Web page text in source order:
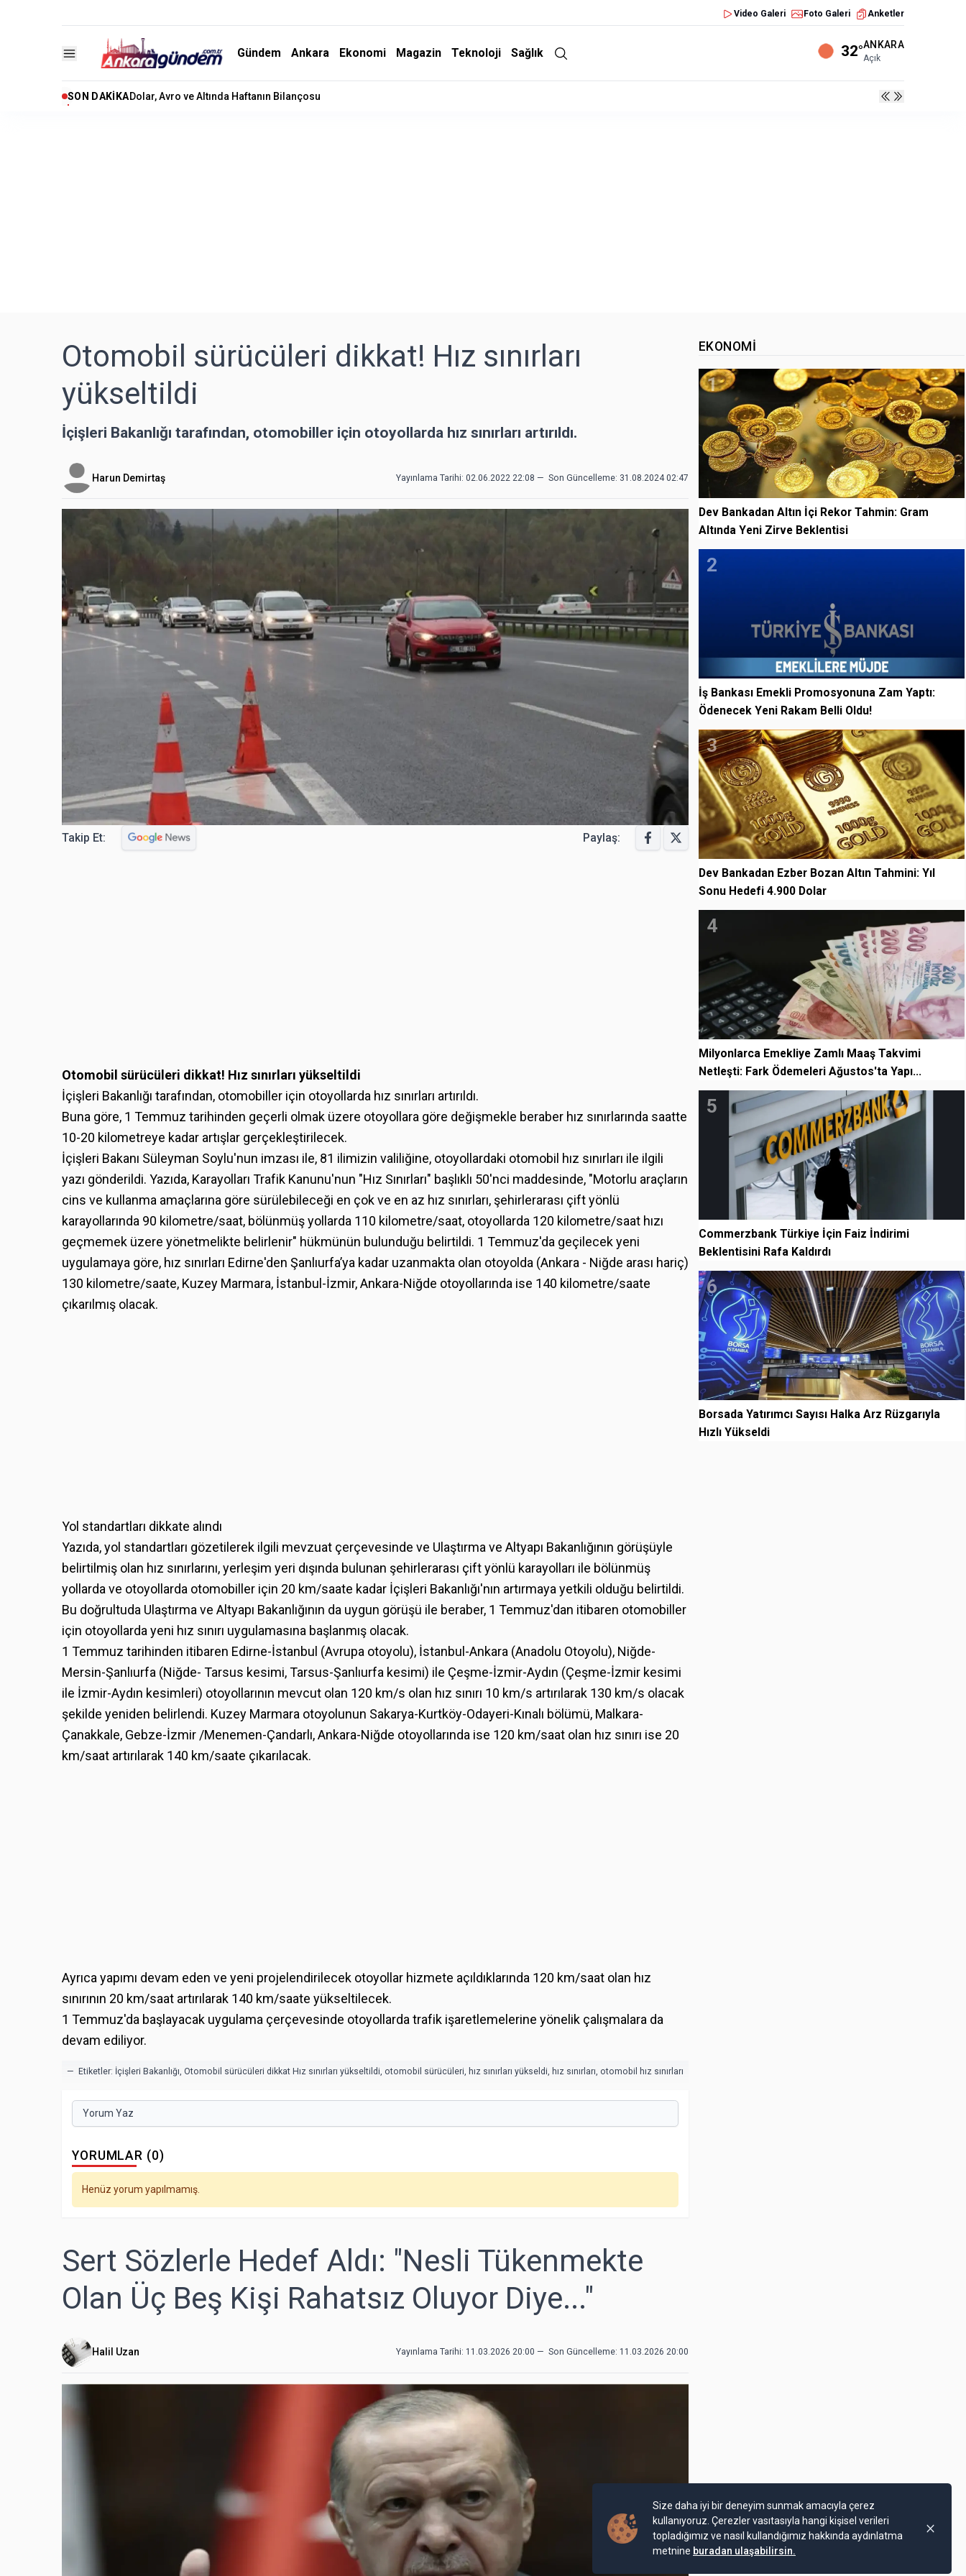
Video Galeri Foto Galeri Anketler
Gündem Ankara Ekonomi Magazin Teknoloji Sağlık 32°ANKARA
Açık
SON DAKIKABakan Gürlek'ten "Demirtaş" Açıklaması İddiasına Yalanlama
Otomobil sürücüleri dikkat! Hız sınırları
yükseltildi
İçişleri Bakanlığı tarafından, otomobiller için otoyollarda hız sınırları artırıldı.
Harun Demirtaş Yayınlama Tarihi: 02.06.2022 22:08 — Son Güncelleme: 31.08.2024 02:47
Takip Et: Paylaş:
Otomobil sürücüleri dikkat! Hız sınırları yükseltildi
İçişleri Bakanlığı tarafından, otomobiller için otoyollarda hız sınırları artırıldı.
Buna göre, 1 Temmuz tarihinden geçerli olmak üzere otoyollara göre değişmekle beraber hız sınırlarında saatte
10-20 kilometreye kadar artışlar gerçekleştirilecek.
İçişleri Bakanı Süleyman Soylu'nun imzası ile, 81 ilimizin valiliğine, otoyollardaki otomobil hız sınırları ile ilgili
yazı gönderildi. Yazıda, Karayolları Trafik Kanunu'nun "Hız Sınırları" başlıklı 50'nci maddesinde, "Motorlu araçların
cins ve kullanma amaçlarına göre sürülebileceği en çok ve en az hız sınırları, şehirlerarası çift yönlü
karayollarında 90 kilometre/saat, bölünmüş yollarda 110 kilometre/saat, otoyollarda 120 kilometre/saat hızı
geçmemek üzere yönetmelikte belirlenir" hükmünün bulunduğu belirtildi. 1 Temmuz'da geçilecek yeni
uygulamaya göre, hız sınırları Edirne'den Şanlıurfa’ya kadar uzanmakta olan otoyolda (Ankara - Niğde arası hariç)
130 kilometre/saate, Kuzey Marmara, İstanbul-İzmir, Ankara-Niğde otoyollarında ise 140 kilometre/saate
çıkarılmış olacak.
Yol standartları dikkate alındı
Yazıda, yol standartları gözetilerek ilgili mevzuat çerçevesinde ve Ulaştırma ve Altyapı Bakanlığının görüşüyle
belirtilmiş olan hız sınırlarını, yerleşim yeri dışında bulunan şehirlerarası çift yönlü karayolları ile bölünmüş
yollarda ve otoyollarda otomobiller için 20 km/saate kadar İçişleri Bakanlığı'nın artırmaya yetkili olduğu belirtildi.
Bu doğrultuda Ulaştırma ve Altyapı Bakanlığının da uygun görüşü ile beraber, 1 Temmuz'dan itibaren otomobiller
için otoyollarda yeni hız sınırı uygulamasına başlanmış olacak.
1 Temmuz tarihinden itibaren Edirne-İstanbul (Avrupa otoyolu), İstanbul-Ankara (Anadolu Otoyolu), Niğde-
Mersin-Şanlıurfa (Niğde- Tarsus kesimi, Tarsus-Şanlıurfa kesimi) ile Çeşme-İzmir-Aydın (Çeşme-İzmir kesimi
ile İzmir-Aydın kesimleri) otoyollarının mevcut olan 120 km/s olan hız sınırı 10 km/s artırılarak 130 km/s olacak
şekilde yeniden belirlendi. Kuzey Marmara otoyolunun Sakarya-Kurtköy-Odayeri-Kınalı bölümü, Malkara-
Çanakkale, Gebze-İzmir /Menemen-Çandarlı, Ankara-Niğde otoyollarında ise 120 km/saat olan hız sınırı ise 20
km/saat artırılarak 140 km/saate çıkarılacak.
Ayrıca yapımı devam eden ve yeni projelendirilecek otoyollar hizmete açıldıklarında 120 km/saat olan hız
sınırının 20 km/saat artırılarak 140 km/saate yükseltilecek.
1 Temmuz'da başlayacak uygulama çerçevesinde otoyollarda trafik işaretlemelerine yönelik çalışmalara da
devam ediliyor.
— Etiketler: İçişleri Bakanlığı Otomobil sürücüleri dikkat Hız sınırları yükseltildi otomobil sürücüleri hız sınırları yükseldi hız sınırları otomobil hız sınırları
Yorum Yaz
YORUMLAR (0)
Henüz yorum yapılmamış.
Sert Sözlerle Hedef Aldı: "Nesli Tükenmekte
Olan Üç Beş Kişi Rahatsız Oluyor Diye..."
Halil Uzan Yayınlama Tarihi: 11.03.2026 20:00 — Son Güncelleme: 11.03.2026 20:00
EKONOMI
1
Dev Bankadan Altın İçi Rekor Tahmin: Gram
Altında Yeni Zirve Beklentisi
2
İş Bankası Emekli Promosyonuna Zam Yaptı:
Ödenecek Yeni Rakam Belli Oldu!
3
Dev Bankadan Ezber Bozan Altın Tahmini: Yıl
Sonu Hedefi 4.900 Dolar
4
Milyonlarca Emekliye Zamlı Maaş Takvimi
Netleşti: Fark Ödemeleri Ağustos'ta Yapı...
5
Commerzbank Türkiye İçin Faiz İndirimi
Beklentisini Rafa Kaldırdı
6
Borsada Yatırımcı Sayısı Halka Arz Rüzgarıyla
Hızlı Yükseldi
Size daha iyi bir deneyim sunmak amacıyla çerez
kullanıyoruz. Çerezler vasıtasıyla hangi kişisel verileri
topladığımız ve nasıl kullandığımız hakkında aydınlatma
metnine buradan ulaşabilirsin.